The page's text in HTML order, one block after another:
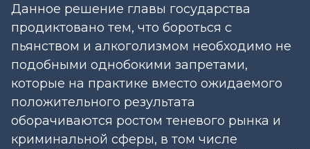
Данное решение главы государства
продиктовано тем, что бороться с
пьянством и алкоголизмом необходимо не
подобными однобокими запретами,
которые на практике вместо ожидаемого
положительного результата
оборачиваются ростом теневого рынка и
криминальной сферы, в том числе